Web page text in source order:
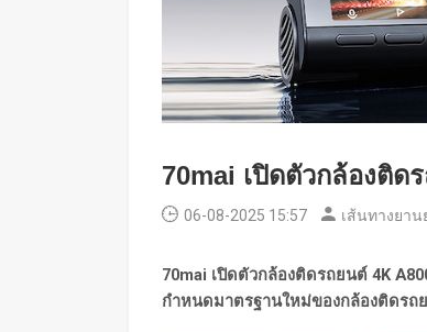
70mai เปิดตัวกล้องติด
06-08-2025 15:57 เส้นทางยา
70mai เปิดตัวกล้องติดรถยนต์ 4K
กำหนดมาตรฐานใหม่ของกล้องติดร